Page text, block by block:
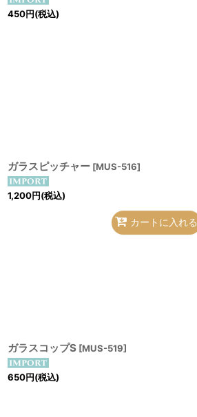
450円(税込)
ガラスピッチャー [MUS-516]
1,200円(税込)
カートに入れる
ガラスコップS [MUS-519]
650円(税込)